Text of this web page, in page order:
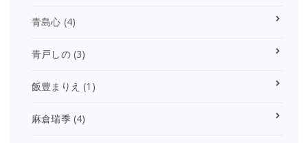
青島心 (4)
青戸しの(3)
飯豊まりえ (1)
麻倉瑞季(4)